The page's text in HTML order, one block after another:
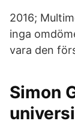
2016;
inga
vara den
Simon